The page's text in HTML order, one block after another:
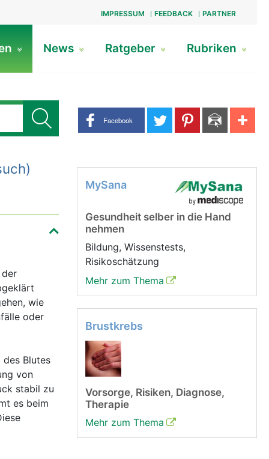
IMPRESSUM FEEDBACK PARTNER
News Ratgeber Rubriken
Share buttons
Facebook
wie
oder
des Blutes
von
stabil zu
es beim
MySana
Gesundheit selber in die Hand
nehmen
Bildung, Wissenstests,
Risikoschätzung
Mehr zum Thema
Brustkrebs
Vorsorge, Risiken, Diagnose,
Therapie
Mehr zum Thema